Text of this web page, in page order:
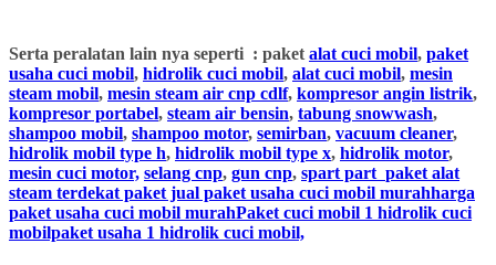
Serta peralatan lain nya seperti : paket alat cuci mobil, paket
usaha cuci mobil, hidrolik cuci mobil, alat cuci mobil, mesin
steam mobil, mesin steam air cnp cdlf, kompresor angin listrik,
kompresor portabel, steam air bensin, tabung snowwash,
shampoo mobil, shampoo motor, semirban, vacuum cleaner,
hidrolik mobil type h, hidrolik mobil type x, hidrolik motor,
mesin cuci motor, selang cnp, gun cnp, spart part paket alat
steam terdekat paket jual paket usaha cuci mobil murahharga
paket usaha cuci mobil murahPaket cuci mobil 1 hidrolik cuci
mobilpaket usaha 1 hidrolik cuci mobil,